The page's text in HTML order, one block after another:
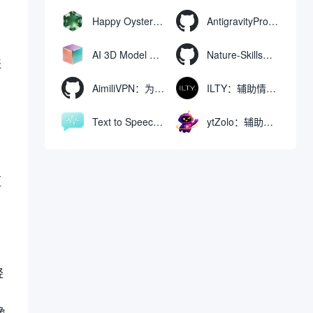
Happy Oyster AI：生成可交互式3D虚拟世界与视频的大模型 AntigravityProxyLauncher：免TUN全局代理使用Antigravity IDE
AI 3D Model Generator：通过文本和图像快速生成3D模型的在线工具 Nature-Skills：辅助撰写学术论文和绘制科研图表的智能体插件
AimiliVPN：为Linux提供纯净出站家庭IP的VPN代理网关 ILTY：辅助情绪疏导与提供行动建议的AI陪伴工具
Text to Speech AI：支持多说话人与情感控制的文字转语音工具 ytZolo：辅助创建和优化YouTube视频内容的生成工具